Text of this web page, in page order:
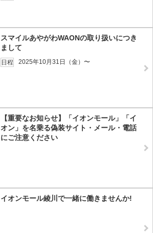
スマイルあやがわWAONの取り扱いにつき
まして
日程 2025年10月31日（金）〜
【重要なお知らせ】「イオンモール」「イ
オン」を名乗る偽装サイト・メール・電話
にご注意ください
イオンモール綾川で一緒に働きませんか!